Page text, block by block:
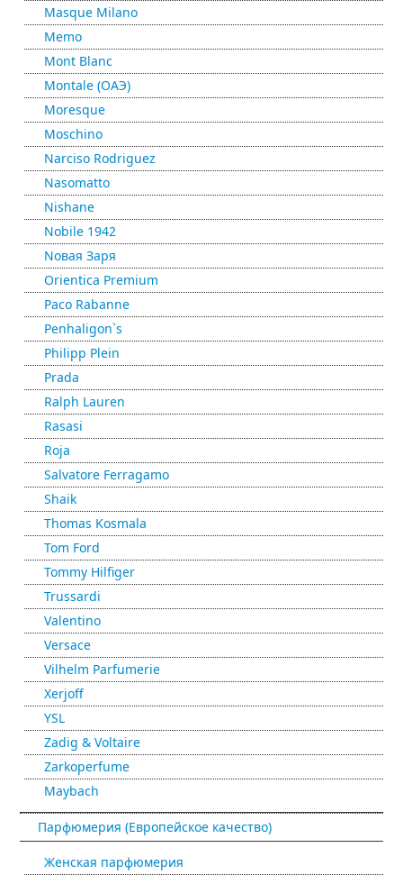
Masque Milano
Memo
Mont Blanc
Montale (ОАЭ)
Moresque
Moschino
Narciso Rodriguez
Nasomatto
Nishane
Nobile 1942
Nовая Заря
Orientica Premium
Paco Rabanne
Penhaligon`s
Philipp Plein
Prada
Ralph Lauren
Rasasi
Roja
Salvatore Ferragamo
Shaik
Thomas Kosmala
Tom Ford
Tommy Hilfiger
Trussardi
Valentino
Versace
Vilhelm Parfumerie
Xerjoff
YSL
Zadig & Voltaire
Zarkoperfume
Maybach
Парфюмерия (Европейское качество)
Женская парфюмерия